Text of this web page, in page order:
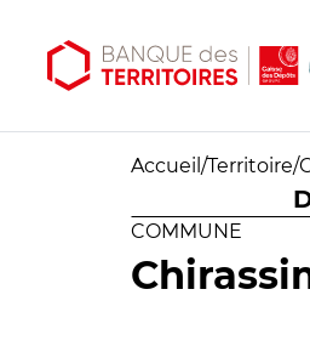
Accueil /Territoire/
COMMUNE